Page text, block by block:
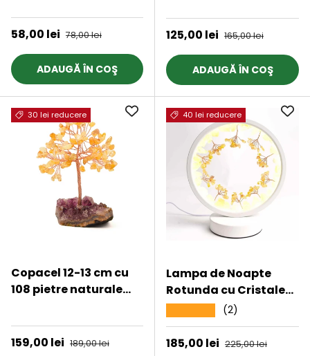
Naturala
Preț de vânzare
58,00 lei Preț obișnuit
78,00 lei
ADAUGĂ ÎN COŞ
Echilibru Chakre –
15x15 cm
Preț de vânzare
125,00 lei Preț obișnuit
165,00 lei
ADAUGĂ ÎN COŞ
30 lei reducere
Copacel 12-13 cm cu
108 pietre naturale
pe baza de Ametist
cluster - Arborele
Preț de vânzare
159,00 lei Preț obișnuit
189,00 lei
40 lei reducere
Lampa de Noapte
Rotunda cu Cristale
Citrin Brut si Rulat –
Energie Pozitiva si
Calm pentru Casa Ta
(2)
Preț de vânzare
185,00 lei Preț obișnuit
225,00 lei